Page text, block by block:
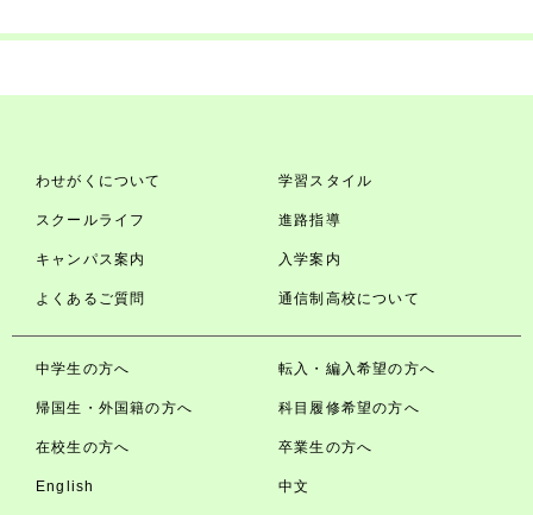
わせがくについて 学習スタイル
スクールライフ 進路指導
キャンパス案内 入学案内
よくあるご質問 通信制高校について
中学生の方へ 転入・編入希望の方へ
帰国生・外国籍の方へ 科目履修希望の方へ
在校生の方へ 卒業生の方へ
English 中文